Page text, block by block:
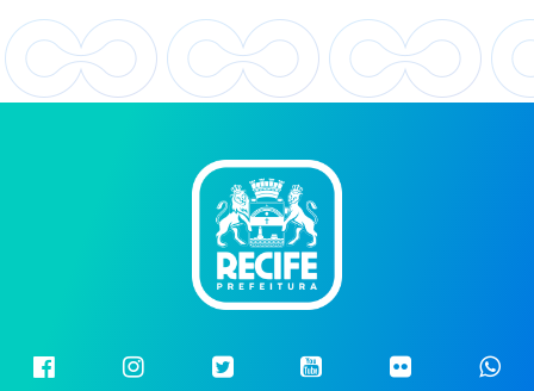
FacebookInstragramTwitter YoutubeFlickr